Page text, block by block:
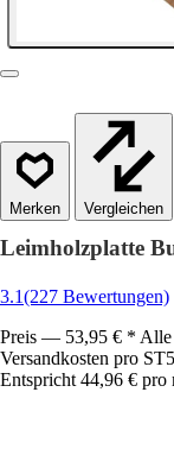
Vergleichen
Leimholzplatte
3.1(227 Bewertungen)
Preis — 53,95 € * Alle
Versandkosten pro ST
Entspricht 44,96 € pro